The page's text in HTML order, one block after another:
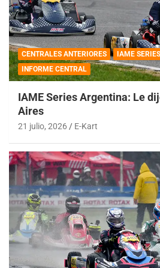
CENTRALES ANTERIORES
IAME
INFORME CENTRAL
IAME Series Argentina: Le
Aires
21 julio, 2026 E-Kart